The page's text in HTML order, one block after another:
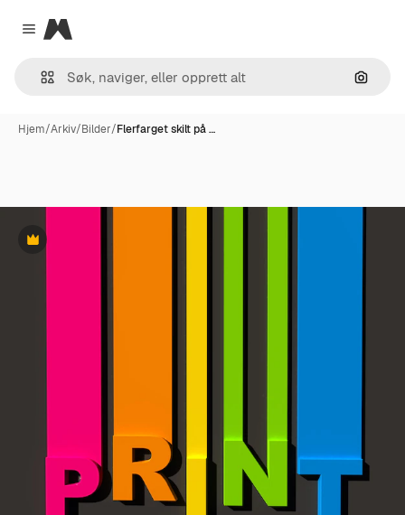
Close menu
Magnific
Søk
Hjem/Arkiv/Bilder/Flerfarget skilt på …
Premium